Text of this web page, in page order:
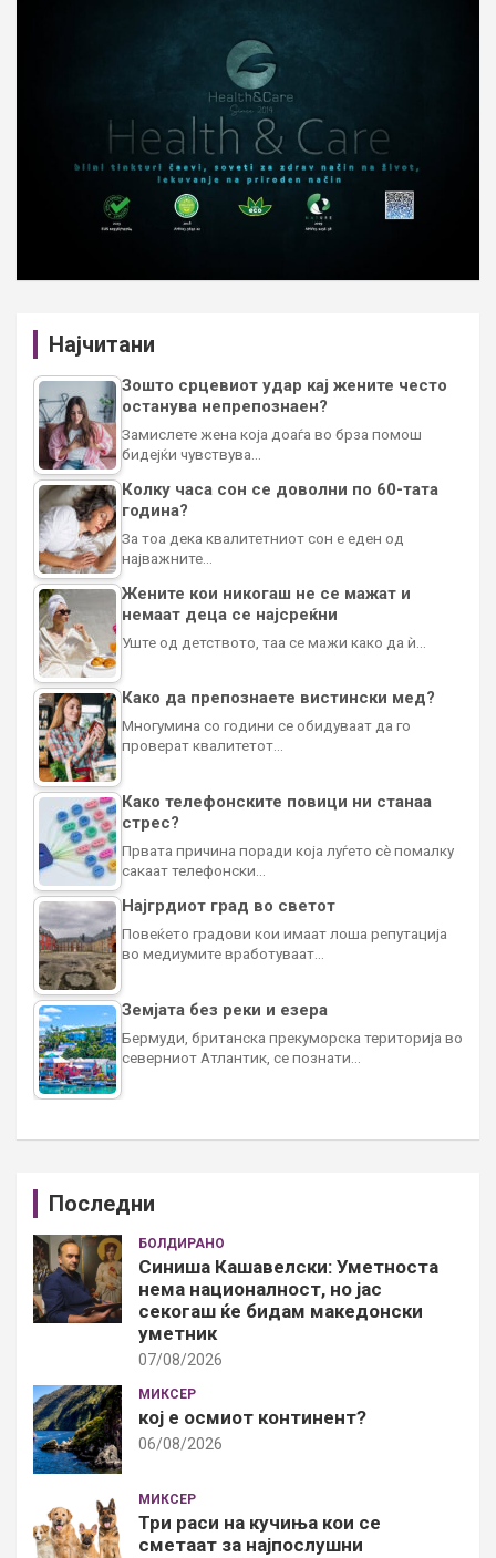
Најчитани
Зошто срцевиот удар кај жените често
останува непрепознаен?
Замислете жена која доаѓа во брза помош
бидејќи чувствува…
Колку часа сон се доволни по 60-тата
година?
За тоа дека квалитетниот сон е еден од
најважните…
Жените кои никогаш не се мажат и
немаат деца се најсреќни
Уште од детството, таа се мажи како да ѝ…
Како да препознаете вистински мед?
Многумина со години се обидуваат да го
проверат квалитетот…
Како телефонските повици ни станаа
стрес?
Првата причина поради која луѓето сè помалку
сакаат телефонски…
Најгрдиот град во светот
Повеќето градови кои имаат лоша репутација
во медиумите вработуваат…
Земјата без реки и езера
Бермуди, британска прекуморска територија во
северниот Атлантик, се познати…
Последни
БОЛДИРАНО
Синиша Кашавелски: Уметноста
нема националност, но јас
секогаш ќе бидам македонски
уметник
07/08/2026
МИКСЕР
кој е осмиот континент?
06/08/2026
МИКСЕР
Три раси на кучиња кои се
сметаат за најпослушни